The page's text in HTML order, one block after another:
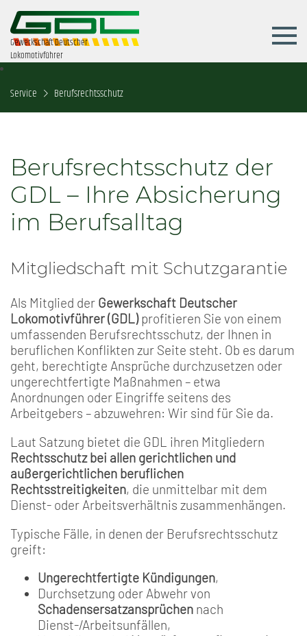
Gewerkschaft Deutscher
Lokomotivführer
Service Berufsrechtsschutz
Berufsrechtsschutz der
GDL – Ihre Absicherung
im Berufsalltag
Mitgliedschaft mit Schutzgarantie
Als Mitglied der Gewerkschaft Deutscher
Lokomotivführer (GDL)profitieren Sie von einem
umfassenden Berufsrechtsschutz, der Ihnen in
beruflichen Konflikten zur Seite steht. Ob es darum
geht, berechtigte Ansprüche durchzusetzen oder
ungerechtfertigte Maßnahmen – etwa
Anordnungen oder Eingriffe seitens des
Arbeitgebers – abzuwehren: Wir sind für Sie da.
Laut Satzung bietet die GDL ihren Mitgliedern
Rechtsschutz bei allen gerichtlichen und
außergerichtlichen beruflichen
Rechtsstreitigkeiten, die unmittelbar mit dem
Dienst- oder Arbeitsverhältnis zusammenhängen.
Typische Fälle, in denen der Berufsrechtsschutz
greift:
Ungerechtfertigte Kündigungen,
Durchsetzung oder Abwehr von
Schadensersatzansprüchen nach
Dienst-/Arbeitsunfällen,